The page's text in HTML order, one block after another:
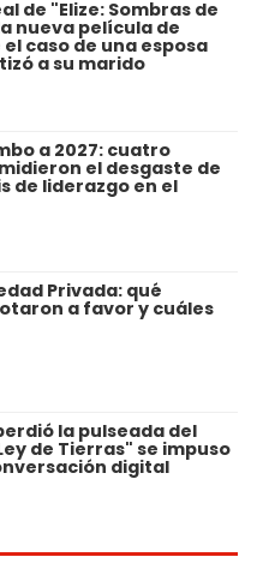
de "Elize: Sombras de
nueva película de
caso de una esposa
a su marido
a 2027: cuatro
el desgaste de
de liderazgo en el
Privada: qué
a favor y cuáles
la pulseada del
de Tierras" se impuso
digital